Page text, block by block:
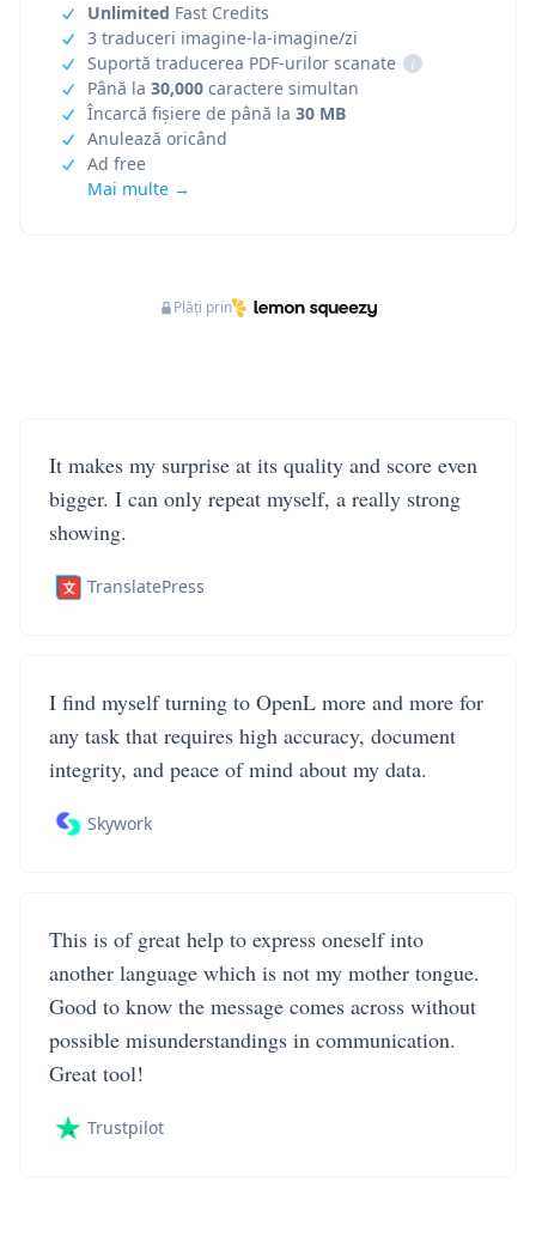
Unlimited Fast Credits
3 traduceri imagine-la-imagine/zi
Suportă traducerea PDF-urilor scanate
i
Până la 30,000 caractere simultan
Încarcă fișiere de până la 30 MB
Anulează oricând
Ad free
Mai multe →
Plăți prin
It makes my surprise at its quality and score even
bigger. I can only repeat myself, a really strong
showing.
TranslatePress
I find myself turning to OpenL more and more for
any task that requires high accuracy, document
integrity, and peace of mind about my data.
Skywork
This is of great help to express oneself into
another language which is not my mother tongue.
Good to know the message comes across without
possible misunderstandings in communication.
Great tool!
Trustpilot